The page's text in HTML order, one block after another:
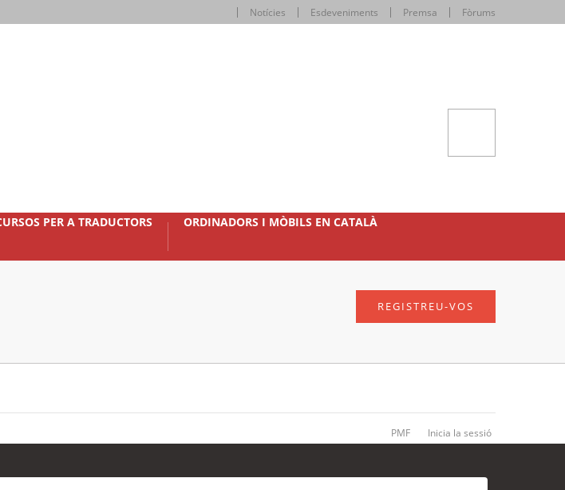
Notícies Esdeveniments Premsa Fòrums
PER A TRADUCTORS ORDINADORS I MÒBILS EN CATALÀ
REGISTREU-VOS
PMF Inicia la sessió